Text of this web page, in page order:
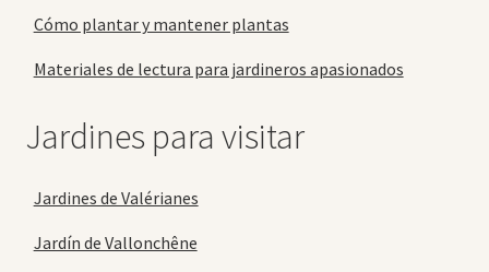
Cómo plantar y mantener plantas
Materiales de lectura para jardineros apasionados
Jardines para visitar
Jardines de Valérianes
Jardín de Vallonchêne